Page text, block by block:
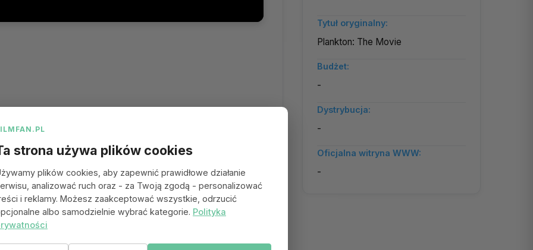
Tytuł oryginalny:
Plankton: The Movie
Budżet:
-
Dystrybucja:
-
Oficjalna witryna WWW:
-
strona używa plików cookies
plików cookies, aby zapewnić prawidłowe działanie
analizować ruch oraz - za Twoją zgodą - personalizować
i reklamy. Możesz zaakceptować wszystkie, odrzucić
albo samodzielnie wybrać kategorie. Polityka